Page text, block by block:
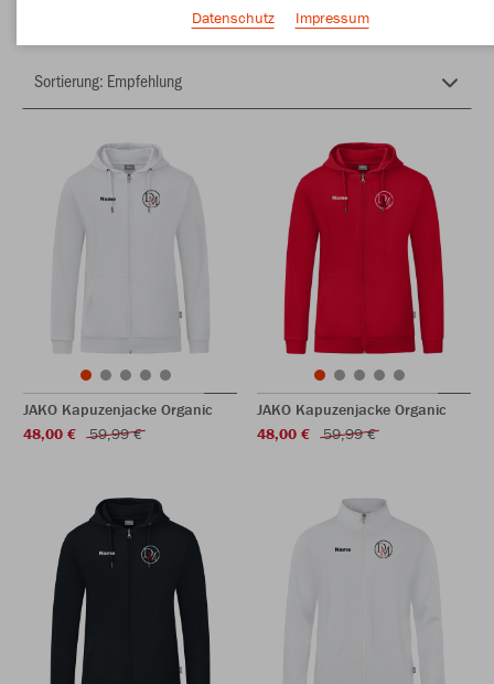
JAKO Kapuzenjacke Organic
48,00 €
59,99 €
JAKO Kapuzenjacke Organic
48,00 €
59,99 €
Datenschutz
Impressum